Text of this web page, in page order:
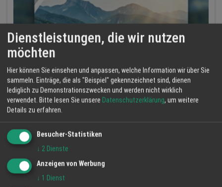
Dienstleistungen, die wir nutzen
möchten
Hier können Sie einsehen und anpassen, welche Information wir über Sie
sammeln. Einträge, die als "Beispiel" gekennzeichnet sind, dienen
lediglich zu Demonstrationszwecken und werden nicht wirklich
verwendet. Bitte lesen Sie unsere Datenschutzerklärung, um weitere
Details zu erfahren.
Besucher-Statistiken
↓ 2 Dienste
Anzeigen von Werbung
↓ 1 Dienst